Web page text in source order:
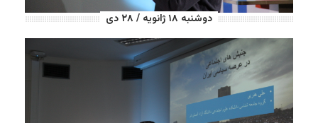
دوشنبه ۱۸ ژانویه / ۲۸ دی